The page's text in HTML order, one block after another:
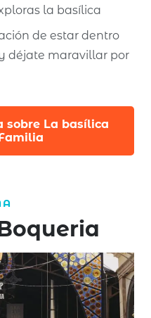
la basílica
de estar dentro
déjate maravillar por
sobre La basílica